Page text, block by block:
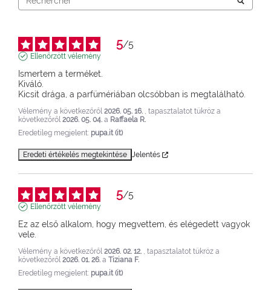
5/5
Ellenőrzött vélemény
Ismertem a terméket.
Kiváló.
Kicsit drága, a parfümériában olcsóbban is megtalálható.
Vélemény a következőről 2026. 05. 16. , tapasztalatot tükröz a
következőről 2026. 05. 04. a Raffaela R.
Eredetileg megjelent: pupa.it (it)
Eredeti értékelés megtekintése Jelentés
5/5
Ellenőrzött vélemény
Ez az első alkalom, hogy megvettem, és elégedett vagyok
vele.
Vélemény a következőről 2026. 02. 12. , tapasztalatot tükröz a
következőről 2026. 01. 26. a Tiziana F.
Eredetileg megjelent: pupa.it (it)